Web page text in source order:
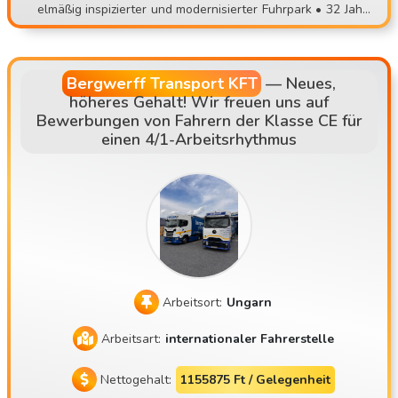
zen oder unvorhersehbaren Aufgaben, wechsle zu einem s
tabilen Team! 📞 Bewerbung: 📧 contisettrans@gmail.com
📱 +36 30 535 2693 ⚠️ Bitte bewirb dich nur, wenn du tats
ächlich zu einem persönlichen Vorstellungsgespräch komm
en kannst!
elmäßig inspizierter und modernisierter Fuhrpark • 32 Jahre
Erfahrung im Transportwesen • Abfahrt vom Standort, im F
estfahrersystem • Hauptrouten: AT, DE, NL, SK, CZ
Bergwerff Transport KFT — Neues,
höheres Gehalt! Wir freuen uns auf
Bewerbungen von Fahrern der Klasse CE für
einen 4/1-Arbeitsrhythmus
Arbeitsort: Ungarn
Arbeitsart: internationaler Fahrerstelle
Nettogehalt: 1155875 Ft / Gelegenheit